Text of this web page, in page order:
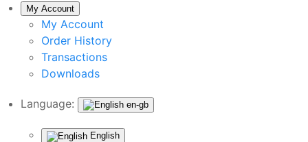
My Account
My Account
Order History
Transactions
Downloads
Language: en-gb
English